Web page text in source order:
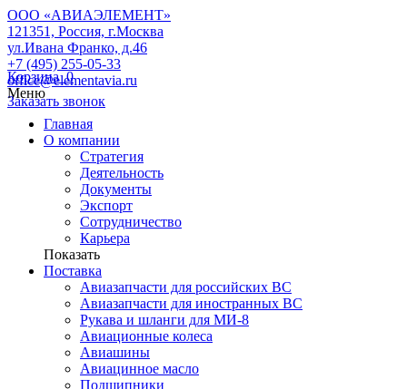
ООО «АВИАЭЛЕМЕНТ»
121351, Россия, г.Москва
ул.Ивана Франко, д.46
+7 (495) 255-05-33
office@elementavia.ru
Заказать звонок
Корзина0
Меню
Главная
О компании
Стратегия
Деятельность
Документы
Экспорт
Сотрудничество
Карьера
Показать
Поставка
Авиазапчасти для российских ВС
Авиазапчасти для иностранных ВС
Рукава и шланги для МИ-8
Авиационные колеса
Авиашины
Авиацинное масло
Подшипники